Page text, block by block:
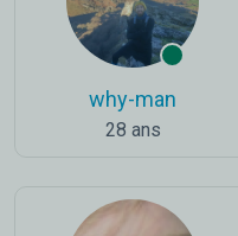
why-man
28 ans